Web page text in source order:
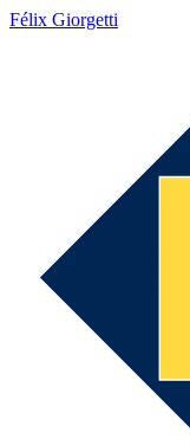
Félix Giorgetti